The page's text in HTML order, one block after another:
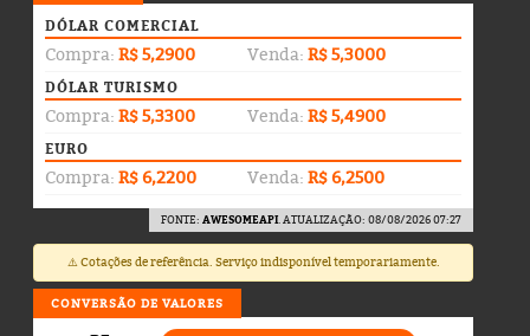
DÓLAR COMERCIAL
Compra: R$ 5,2900 Venda: R$ 5,3000
DÓLAR TURISMO
Compra: R$ 5,3300 Venda: R$ 5,4900
EURO
Compra: R$ 6,2200 Venda: R$ 6,2500
FONTE: AWESOMEAPI. ATUALIZAÇÃO: 08/08/2026 07:27
⚠️ Cotações de referência. Serviço indisponível temporariamente.
CONVERSÃO DE VALORES